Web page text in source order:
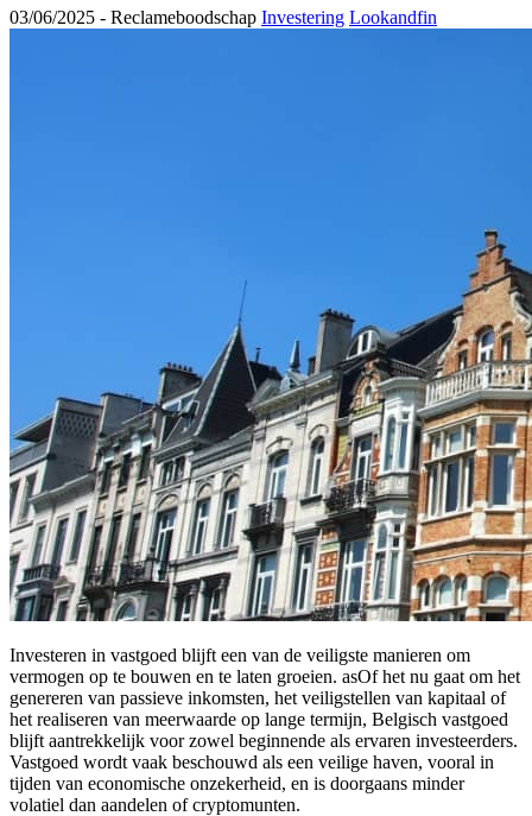
03/06/2025 - Reclameboodschap Investering Lookandfin
Investeren in vastgoed blijft een van de veiligste manieren om
vermogen op te bouwen en te laten groeien. asOf het nu gaat om het
genereren van passieve inkomsten, het veiligstellen van kapitaal of
het realiseren van meerwaarde op lange termijn, Belgisch vastgoed
blijft aantrekkelijk voor zowel beginnende als ervaren investeerders.
Vastgoed wordt vaak beschouwd als een veilige haven, vooral in
tijden van economische onzekerheid, en is doorgaans minder
volatiel dan aandelen of cryptomunten.